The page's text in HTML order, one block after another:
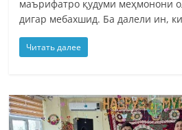
маърифатро қудуми меҳмонони
дигар мебахшид. Ба далели ин,
Читать далее